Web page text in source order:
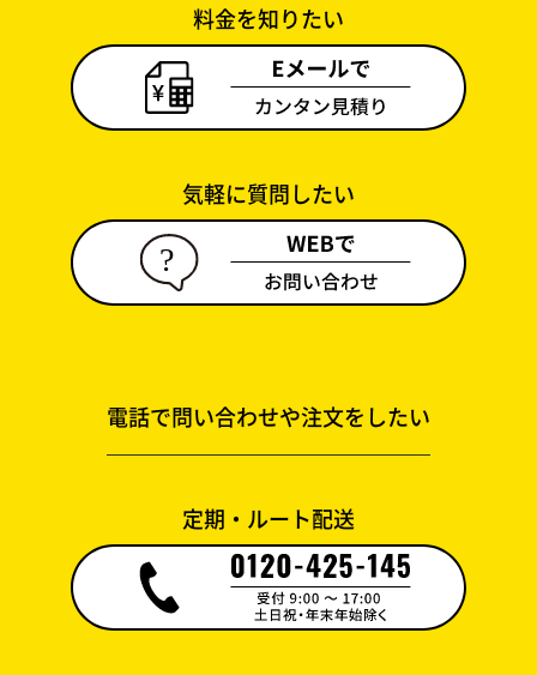
料金を知りたい
気軽に質問したい
電話で問い合わせや注文をしたい
定期・ルート配送